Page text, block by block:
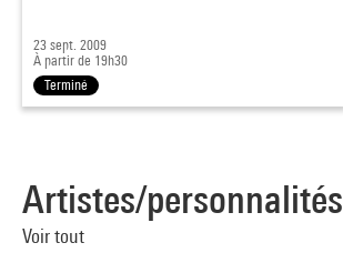
23 sept. 2009
À partir de 19h30
Terminé
Artistes/personnalités
Voir tout